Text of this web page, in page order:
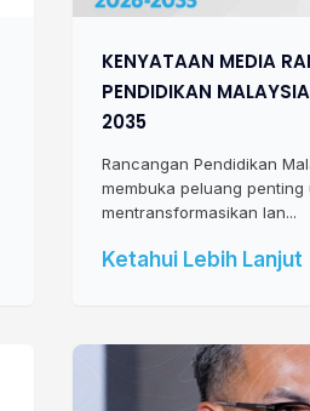
KENYATAAN MEDIA
PENDIDIKAN
2035
Rancangan Pendidikan
membuka peluang penting
mentransformasikan lan...
Ketahui Lebih Lanjut